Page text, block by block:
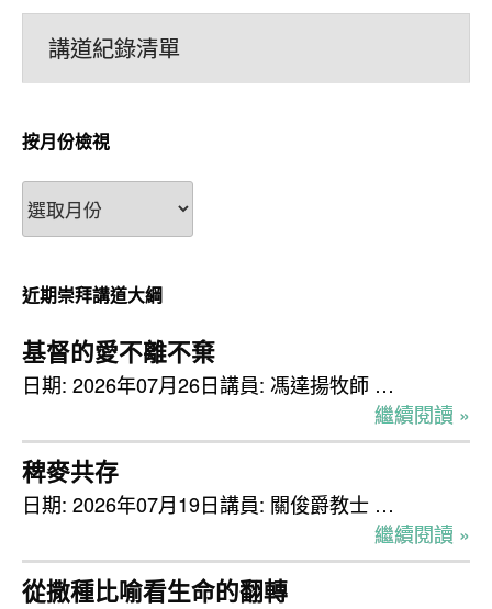
頁
講道紀錄清單
按月份檢視
按
月
檢
視
近期崇拜講道大綱
基督的愛不離不棄
日期: 2026年07月26日講員: 馮達揚牧師 …
繼續閱讀 »
稗麥共存
日期: 2026年07月19日講員: 關俊爵教士 …
繼續閱讀 »
從撒種比喻看生命的翻轉